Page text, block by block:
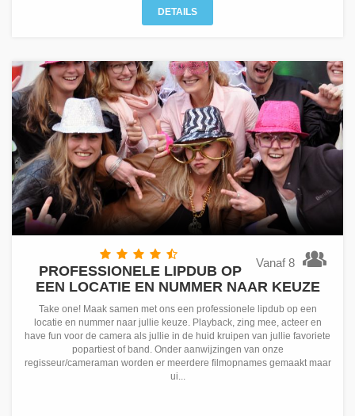
DETAILS
Vanaf 8
PROFESSIONELE LIPDUB OP
EEN LOCATIE EN NUMMER NAAR KEUZE
Take one! Maak samen met ons een professionele lipdub op een
locatie en nummer naar jullie keuze. Playback, zing mee, acteer en
have fun voor de camera als jullie in de huid kruipen van jullie favoriete
popartiest of band. Onder aanwijzingen van onze
regisseur/cameraman worden er meerdere filmopnames gemaakt maar
ui...